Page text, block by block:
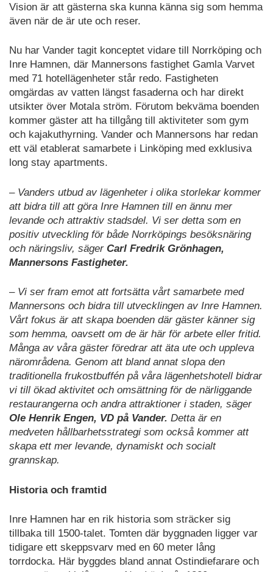
Vision är att gästerna ska kunna känna sig som hemma
även när de är ute och reser.
Nu har Vander tagit konceptet vidare till Norrköping och
Inre Hamnen, där Mannersons fastighet Gamla Varvet
med 71 hotellägenheter står redo. Fastigheten
omgärdas av vatten längst fasaderna och har direkt
utsikter över Motala ström. Förutom bekväma boenden
kommer gäster att ha tillgång till aktiviteter som gym
och kajakuthyrning. Vander och Mannersons har redan
ett väl etablerat samarbete i Linköping med exklusiva
long stay apartments.
– Vanders utbud av lägenheter i olika storlekar kommer
att bidra till att göra Inre Hamnen till en ännu mer
levande och attraktiv stadsdel. Vi ser detta som en
positiv utveckling för både Norrköpings besöksnäring
och näringsliv, säger Carl Fredrik Grönhagen,
Mannersons Fastigheter.
– Vi ser fram emot att fortsätta vårt samarbete med
Mannersons och bidra till utvecklingen av Inre Hamnen.
Vårt fokus är att skapa boenden där gäster känner sig
som hemma, oavsett om de är här för arbete eller fritid.
Många av våra gäster föredrar att äta ute och uppleva
närområdena. Genom att bland annat slopa den
traditionella frukostbuffén på våra lägenhetshotell bidrar
vi till ökad aktivitet och omsättning för de närliggande
restaurangerna och andra attraktioner i staden, säger
Ole Henrik Engen, VD på Vander. Detta är en
medveten hållbarhetsstrategi som också kommer att
skapa ett mer levande, dynamiskt och socialt
grannskap.
Historia och framtid
Inre Hamnen har en rik historia som sträcker sig
tillbaka till 1500-talet. Tomten där byggnaden ligger var
tidigare ett skeppsvarv med en 60 meter lång
torrdocka. Här byggdes bland annat Ostindiefarare och